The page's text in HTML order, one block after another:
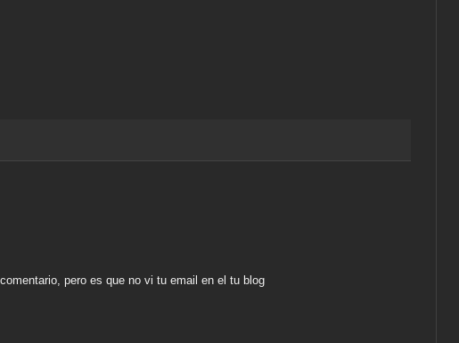
pero es que no vi tu email en el tu blog